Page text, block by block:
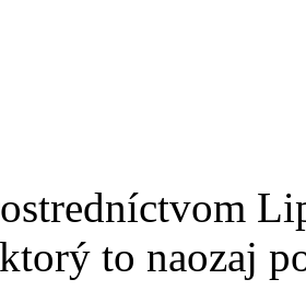
to naozaj